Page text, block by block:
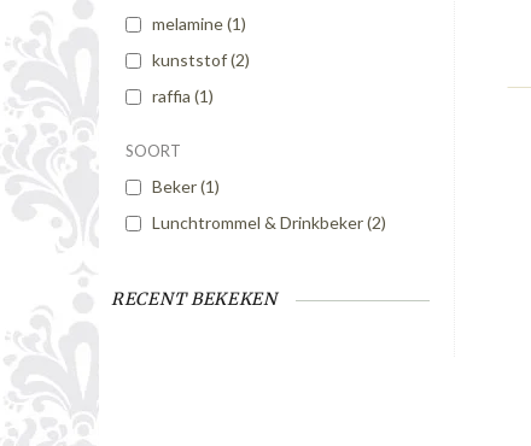
melamine(1)
kunststof(2)
raffia (1)
SOORT
Beker(1)
Lunchtrommel & Drinkbeker(2)
RECENT BEKEKEN